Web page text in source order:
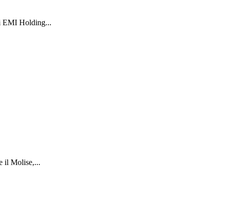
EMI Holding...
il Molise,...